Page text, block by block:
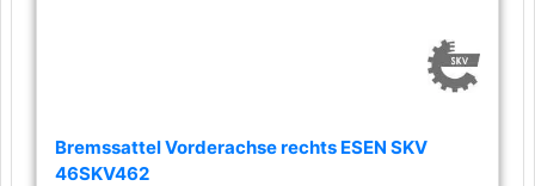
Bremssattel Vorderachse rechts ESEN SKV
46SKV462